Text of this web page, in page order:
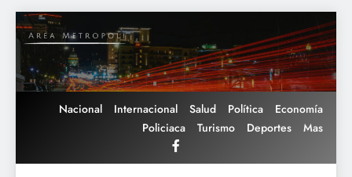
Saltar
al
contenido
Nacional Internacional Salud Política
Economía
Policiaca
Turismo Deportes Mas